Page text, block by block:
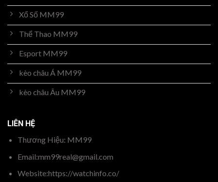
Xổ Số MM99
Thể Thao MM99
Esport MM99
kèo châu Á MM99
kèo châu Âu MM99
LIÊN HỆ
Thương Hiệu: MM99
Email:mm99real@gmail.com
Website:https://watchinfo.co/